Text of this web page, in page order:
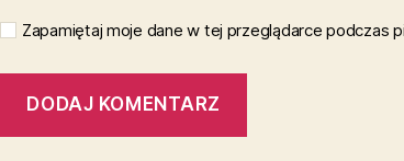
Zapamiętaj moje dane w tej przeglądarce podczas